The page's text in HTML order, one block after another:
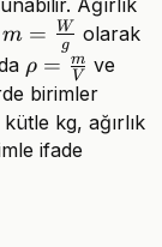
m=\frac{W}
{g}
m = g
W
olarak
{V}
ρ = V
m ve
birimler
kütle kg, ağırlık
ifade